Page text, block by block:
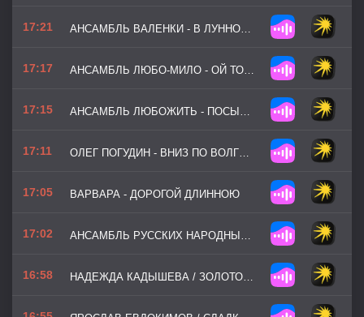
17:21 АНСАМБЛЬ ВАЛЕНКИ - В ЛУННОМ СИЯНИИ
17:17 АНСАМБЛЬ ЛЮБО-МИЛО - ОЙ ТО НЕ ВЕЧЕР
17:15 АНСАМБЛЬ ЛЮБОЖИТЬ - ПОСЫЛАЛА МЕНЯ МАТЬ ЗА ВОДОЮ
17:11 ОЛЕГ ПОГУДИН - ВНИЗ ПО ВОЛГЕ-РЕКЕ
17:05 ВАРВАРА - ДОРОГОЙ ДЛИННОЮ
17:02 АНСАМБЛЬ РУССКИХ НАРОДНЫХ ИНСТРУМЕНТОВ КАЛИНКА - АМУРСКИЕ ВОЛНЫ
16:58 НАДЕЖДА КАДЫШЕВА / ЗОЛОТОЕ КОЛЬЦО - Я НЕ КОЛДУНЬЯ